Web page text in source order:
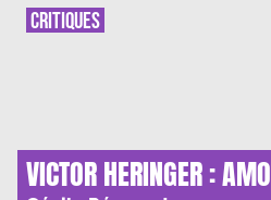
VICTOR HERINGER :
CRITIQUES